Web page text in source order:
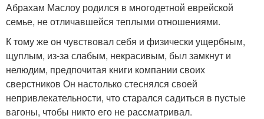
Абрахам Маслоу родился в многодетной еврейской
семье, не отличавшейся теплыми отношениями.
К тому же он чувствовал себя и физически ущербным,
щуплым, из-за слабым, некрасивым, был замкнут и
нелюдим, предпочитая книги компании своих
сверстников Он настолько стеснялся своей
непривлекательности, что старался садиться в пустые
вагоны, чтобы никто его не рассматривал.